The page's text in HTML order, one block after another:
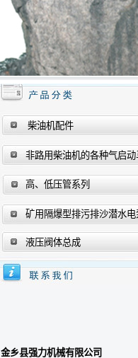
柴油机配件
非路用柴油机的各种气启动
高、低压管系列
矿用隔爆型排污排沙潜水电
液压阀体总成
金乡县强力机械有限公司